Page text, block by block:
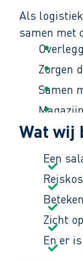
Als
samen met
Zorgen
Samen
Samen
Jouw
14:15 uur.
Wat wij
Een
Zicht
En er